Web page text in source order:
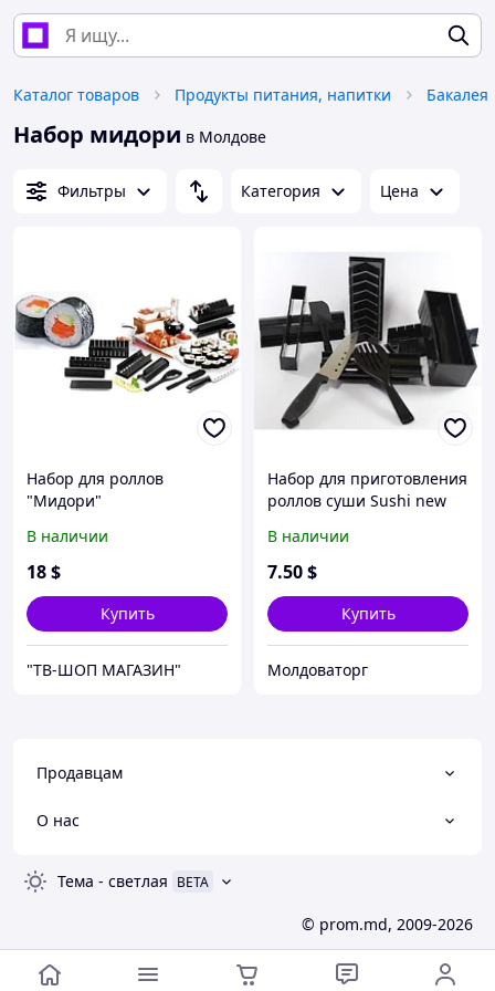
Каталог товаров Продукты питания, напитки Бакалея
Набор мидори в Молдове
Фильтры Категория Цена
Набор для роллов
"Мидори"
В наличии
18$
Купить
"ТВ-ШОП МАГАЗИН"
Набор для приготовления
роллов суши Sushi new
В наличии
7.50$
Купить
Молдоваторг
Продавцам
О нас
Тема - светлая BETA
© prom.md, 2009-2026